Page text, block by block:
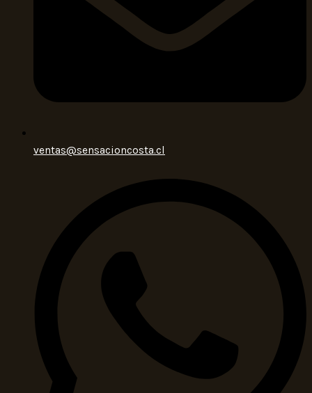
ventas@sensacioncosta.cl